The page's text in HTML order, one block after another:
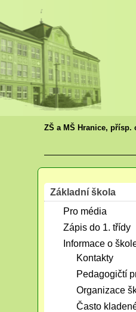
ZŠ a MŠ Hranice, přísp.
Základní škola
Pro média
Zápis do 1. třídy
Informace o
Kontakty
Pedagogičtí
Organizace
Často